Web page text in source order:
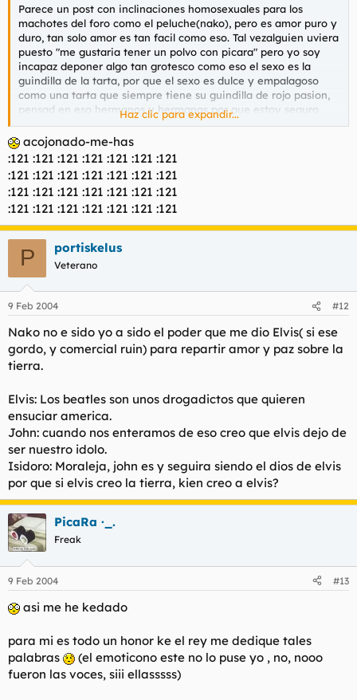
Parece un post con inclinaciones homosexuales para los
machotes del foro como el peluche(nako), pero es amor puro y
duro, tan solo amor es tan facil como eso. Tal vezalguien uviera
puesto "me gustaria tener un polvo con picara" pero yo soy
incapaz deponer algo tan grotesco como eso el sexo es la
guindilla de la tarta, por que el sexo es dulce y empalagoso
como una tarta que siempre tiene su guindilla de rojo pasion,
pensad en eso hermanos y hermanas por que estoy seguro
que elvis os quiere a todos y cada uno.
Haz clic para expandir...
acojonado-me-has
:121 :121 :121 :121 :121 :121 :121
:121 :121 :121 :121 :121 :121 :121
:121 :121 :121 :121 :121 :121 :121
:121 :121 :121 :121 :121 :121 :121
P portiskelus
Veterano
9 Feb 2004 #12
Nako no e sido yo a sido el poder que me dio Elvis( si ese
gordo, y comercial ruin) para repartir amor y paz sobre la
tierra.
Elvis: Los beatles son unos drogadictos que quieren
ensuciar america.
John: cuando nos enteramos de eso creo que elvis dejo de
ser nuestro idolo.
Isidoro: Moraleja, john es y seguira siendo el dios de elvis
por que si elvis creo la tierra, kien creo a elvis?
PicaRa ·_.
Freak
9 Feb 2004 #13
asi me he kedado
para mi es todo un honor ke el rey me dedique tales
palabras
(el emoticono este no lo puse yo , no, nooo
fueron las voces, siii ellasssss)